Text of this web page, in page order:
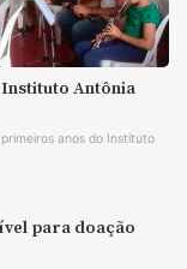
Antônia
anos do Instituto
para doação